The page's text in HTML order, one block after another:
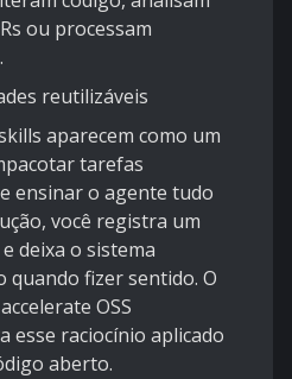
ou processam
reutilizáveis
aparecem como um
tarefas
ensinar o agente tudo
você registra um
deixa o sistema
quando fizer sentido. O
OSS
esse raciocínio aplicado
aberto.